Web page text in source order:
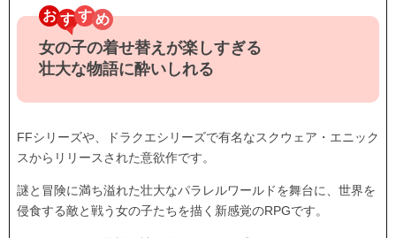
お す
女の子の着せ替えが楽しすぎる
壮大な物語に酔いしれる
FFシリーズや、ドラクエシリーズで有名なスクウェア・エニック
スからリリースされた意欲作です。
謎と冒険に満ち溢れた壮大なパラレルワールドを舞台に、世界を
侵食する敵と戦う女の子たちを描く新感覚のRPGです。